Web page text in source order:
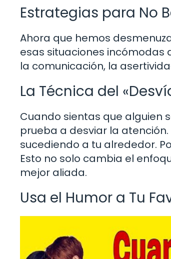
Estrategias para No
Ahora que hemos
esas situaciones incómodas
la comunicación, la
La Técnica del
Cuando sientas que alguien
prueba a desviar la
sucediendo a tu alrededor.
Esto no solo cambia el
mejor aliada.
Usa el Humor a Tu